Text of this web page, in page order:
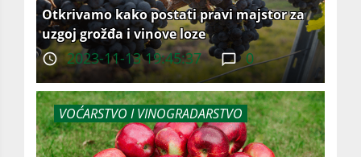
Otkrivamo kako postati pravi majstor za
uzgoj grožđa i vinove loze
2023-11-13 19:45:37 0
VOĆARSTVO I VINOGRADARSTVO